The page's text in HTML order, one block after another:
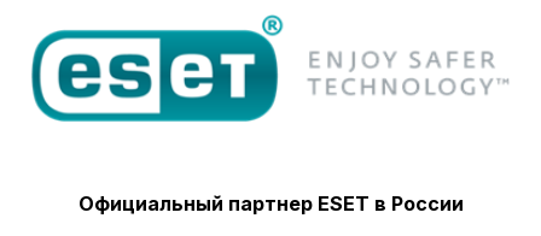
Официальный партнер ESET в России